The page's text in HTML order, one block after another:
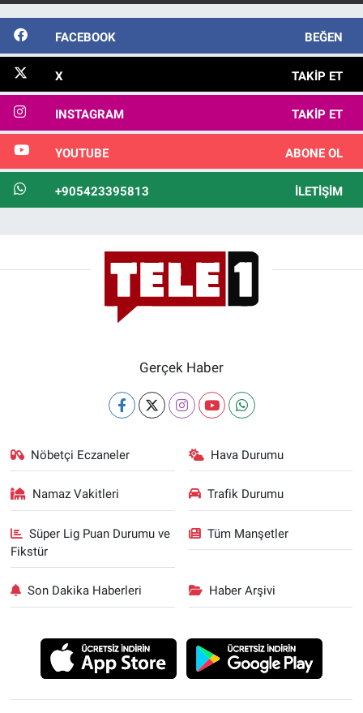
FACEBOOK BEĞEN
X TAKIP ET
INSTAGRAM TAKIP ET
YOUTUBE ABONE OL
+905423395813 İLETIŞIM
Gerçek Haber
Nöbetçi Eczaneler Hava Durumu
Namaz Vakitleri Trafik Durumu
Süper Lig Puan Durumu ve
Fikstür
Tüm Manşetler
Son Dakika Haberleri Haber Arşivi